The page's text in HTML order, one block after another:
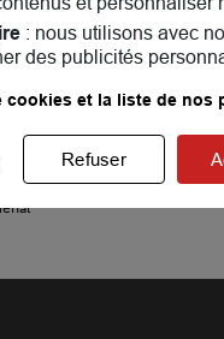
consulter lesavis
MAIF dans les villes
: nous utilisons avec
des publicités
et la liste de nos
Refuser